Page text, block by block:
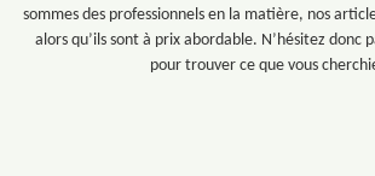
sommes des professionnels en la matière, nos
alors qu’ils sont à prix abordable. N’hésitez donc
pour trouver ce que vous